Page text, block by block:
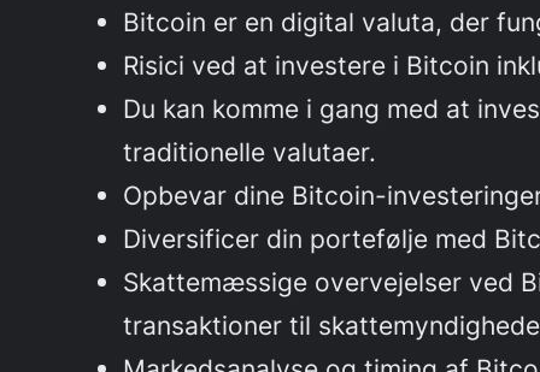
Bitcoin er en digital valuta, der
Risici ved at investere i Bitcoin
Du kan komme i gang med at
traditionelle valutaer.
Opbevar dine Bitcoin-
Diversificer din portefølje med
Skattemæssige overvejelser ved
transaktioner til